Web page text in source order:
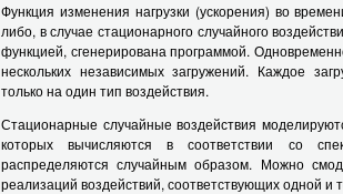
Функция изменения нагрузки (ускорения) во
либо, в случае стационарного случайного
функцией, сгенерирована программой.
нескольких независимых загружений. Каждое
только на один тип воздействия.
Стационарные случайные воздействия
которых вычисляются в соответствии со
распределяются случайным образом. Можно
реализаций воздействий, соответствующих одной и